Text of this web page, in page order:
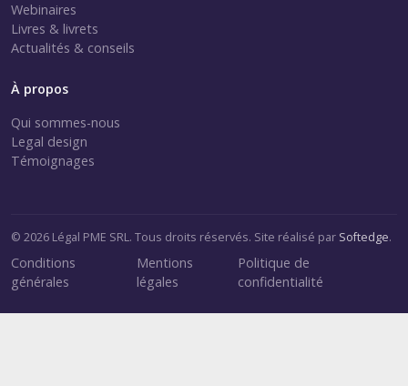
Webinaires
Livres & livrets
Actualités & conseils
À propos
Qui sommes-nous
Legal design
Témoignages
© 2026 Légal PME SRL. Tous droits réservés. Site réalisé par Softedge.
Conditions
générales
Mentions
légales
Politique de
confidentialité